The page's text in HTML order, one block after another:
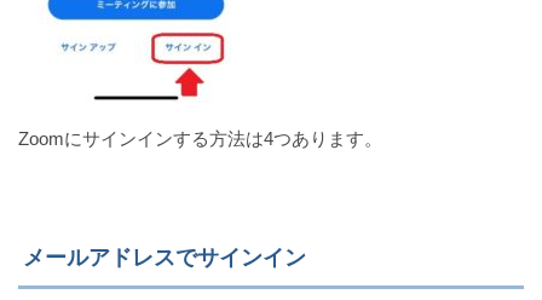
Zoomにサインインする方法は4つあります。
メールアドレスでサインイン